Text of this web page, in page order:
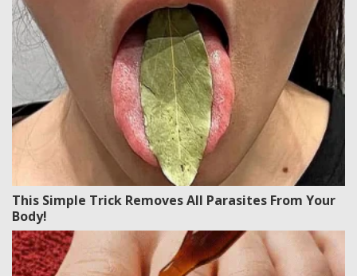
This Simple Trick Removes All Parasites From Your
Body!